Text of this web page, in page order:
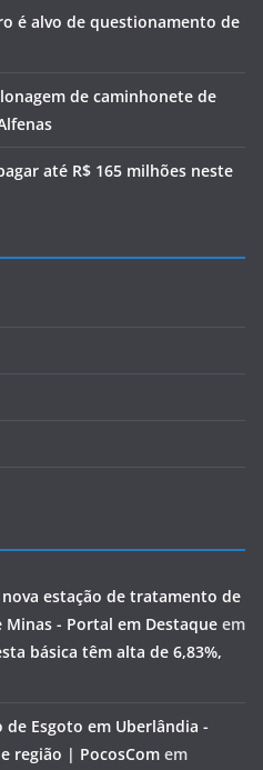
é alvo de questionamento de
de caminhonete de
até R$ 165 milhões neste
estação de tratamento de
- Portal em Destaque em
básica têm alta de 6,83%,
Esgoto em Uberlândia -
região | PocosCom em